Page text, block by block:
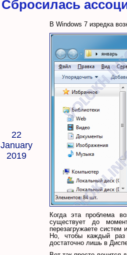
Сбросилась
22
January
2019
В Windows 7 изредка
Когда эта проблема
существует до
перезагружаете систем
Но, чтобы каждый раз
достаточно лишь в